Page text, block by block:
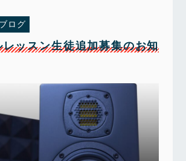
ブログ
レッスン生徒追加募集のお知